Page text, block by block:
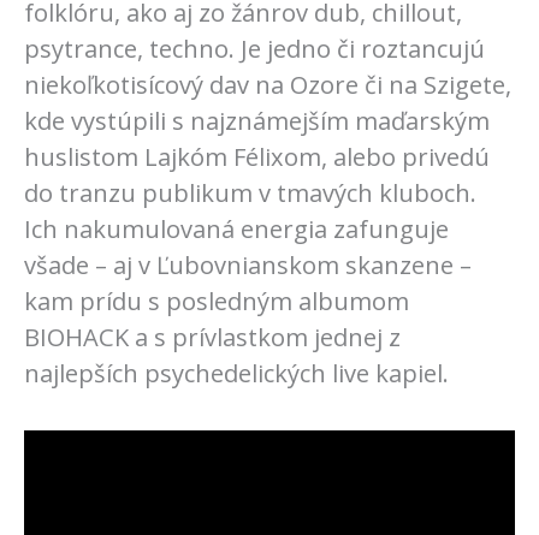
folklóru, ako aj zo žánrov dub, chillout,
psytrance, techno. Je jedno či roztancujú
niekoľkotisícový dav na Ozore či na Szigete,
kde vystúpili s najznámejším maďarským
huslistom Lajkóm Félixom, alebo privedú
do tranzu publikum v tmavých kluboch.
Ich nakumulovaná energia zafunguje
všade – aj v Ľubovnianskom skanzene –
kam prídu s posledným albumom
BIOHACK a s prívlastkom jednej z
najlepších psychedelických live kapiel.